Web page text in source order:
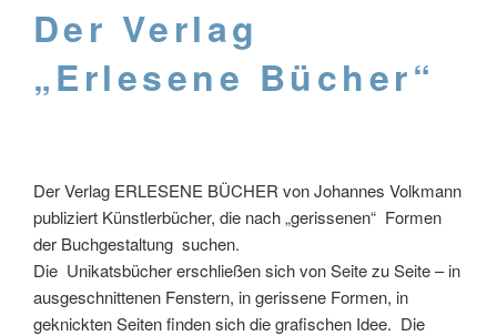
Der Verlag
„Erlesene Bücher“
Der Verlag ERLESENE BÜCHER von Johannes Volkmann
publiziert Künstlerbücher, die nach „gerissenen“ Formen
der Buchgestaltung suchen.
Die Unikatsbücher erschließen sich von Seite zu Seite – in
ausgeschnittenen Fenstern, in gerissene Formen, in
geknickten Seiten finden sich die grafischen Idee. Die